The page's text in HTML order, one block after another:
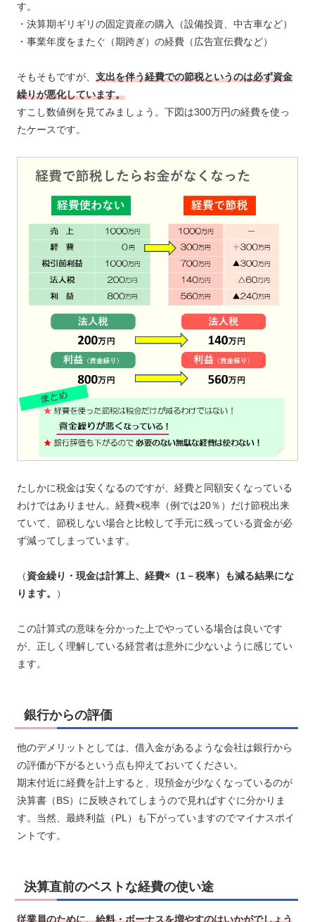
す。
・決算期ギリギリの固定資産の購入（設備投資、中古車など）
・事業年度をまたぐ（期跨ぎ）の経費（広告宣伝費など）
そもそもですが、 支出を伴う経費での節税というのは必ず資金
繰りが悪化しています。
すこし数値例を見てみましょう。下図は300万円の経費を使っ
たケースです。
たしかに税金は安くなるのですが、経費と同額安くなっている
わけではありません。経費×税率（例では20％）だけ節税出来
ていて、節税しない場合と比較して手元に残っている資金が必
ず減ってしまっています。
（資金繰り・現金は計算上、経費×（1－税率）も減る結果にな
ります。
）
この計算式の意味を分かった上でやっている場合は良いです
が、正しく理解している経営者は意外に少ないように感じてい
ます。
銀行からの評価
他のデメリットとしては、借入金があるような会社は銀行から
の評価が下がるという点も抑えておいてください。
期末付近に経費を計上すると、現預金が少なくなっているのが
決算書（BS）に反映されてしまうので見ればすぐに分かりま
す。当然、最終利益（PL）も下がっていますのでマイナスポイ
ントです。
決算直前のベストな経費の使い途
従業員のために、給料・ボーナスを増やすのはいかがでしょう